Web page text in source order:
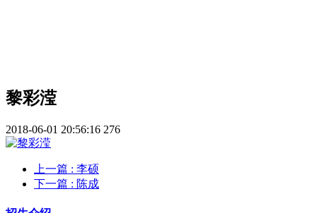
黎彩滢
2018-06-01 20:56:16 276
上一篇 : 李硕
下一篇 : 陈成